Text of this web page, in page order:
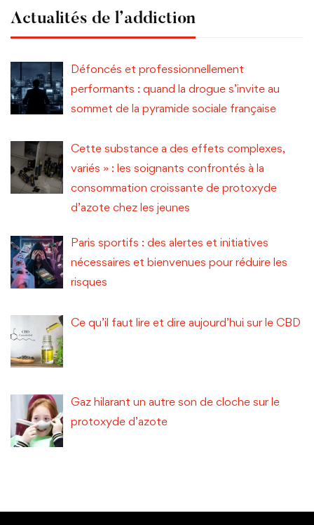
Actualités de l’addiction
Défoncés et professionnellement
performants : quand la drogue s’invite au
sommet de la pyramide sociale française
Cette substance a des effets complexes,
variés » : les soignants confrontés à la
consommation croissante de protoxyde
d’azote chez les jeunes
Paris sportifs : des alertes et initiatives
nécessaires et bienvenues pour réduire les
risques
Ce qu’il faut lire et dire aujourd’hui sur le CBD
Gaz hilarant un autre son de cloche sur le
protoxyde d’azote